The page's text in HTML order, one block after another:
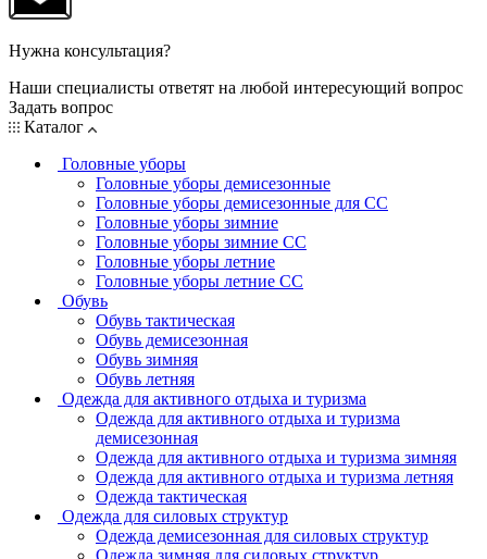
Нужна консультация?
Наши специалисты ответят на любой интересующий вопрос
Задать вопрос
Каталог
Головные уборы
Головные уборы демисезонные
Головные уборы демисезонные для СС
Головные уборы зимние
Головные уборы зимние СС
Головные уборы летние
Головные уборы летние СС
Обувь
Обувь тактическая
Обувь демисезонная
Обувь зимняя
Обувь летняя
Одежда для активного отдыха и туризма
Одежда для активного отдыха и туризма
демисезонная
Одежда для активного отдыха и туризма зимняя
Одежда для активного отдыха и туризма летняя
Одежда тактическая
Одежда для силовых структур
Одежда демисезонная для силовых структур